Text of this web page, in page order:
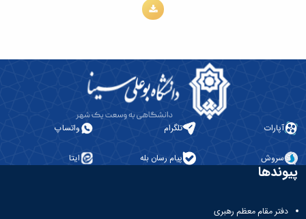
آپارات تلگرام واتساپ
سروش پیام رسان بله ایتا
پیوندها
دفتر مقام معظم رهبری